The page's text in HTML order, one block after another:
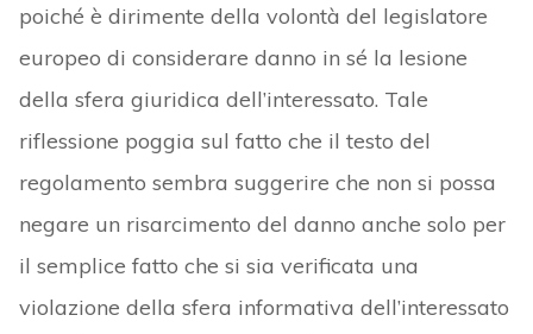
poiché è dirimente della volontà del legislatore
europeo di considerare danno in sé la lesione
della sfera giuridica dell’interessato. Tale
riflessione poggia sul fatto che il testo del
regolamento sembra suggerire che non si possa
negare un risarcimento del danno anche solo per
il semplice fatto che si sia verificata una
violazione della sfera informativa dell’interessato